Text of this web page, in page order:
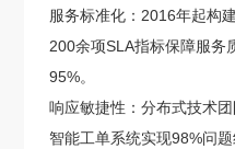
服务标准化：2016年起构
200余项SLA指标保障服务
95%。
响应敏捷性：分布式技术
智能工单系统实现98%问